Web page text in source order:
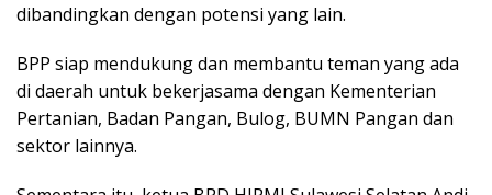
dibandingkan dengan potensi yang lain.
BPP siap mendukung dan membantu teman yang ada
di daerah untuk bekerjasama dengan Kementerian
Pertanian, Badan Pangan, Bulog, BUMN Pangan dan
sektor lainnya.